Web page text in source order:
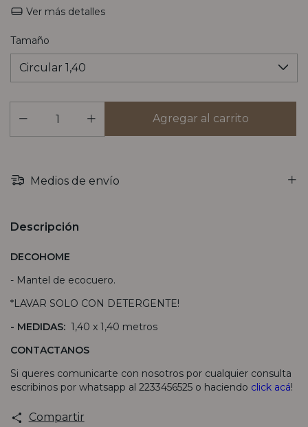
Ver más detalles
Tamaño
Medios de envío
Descripción
DECOHOME
- Mantel de ecocuero.
*LAVAR SOLO CON DETERGENTE!
- MEDIDAS: 1,40 x 1,40 metros
CONTACTANOS
Si queres comunicarte con nosotros por cualquier consulta
escribinos por whatsapp al 2233456525 o haciendo click acá!
Compartir